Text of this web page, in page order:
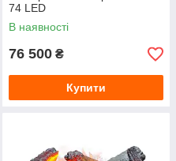
74 LED
В наявності
76 500 ₴
Купити